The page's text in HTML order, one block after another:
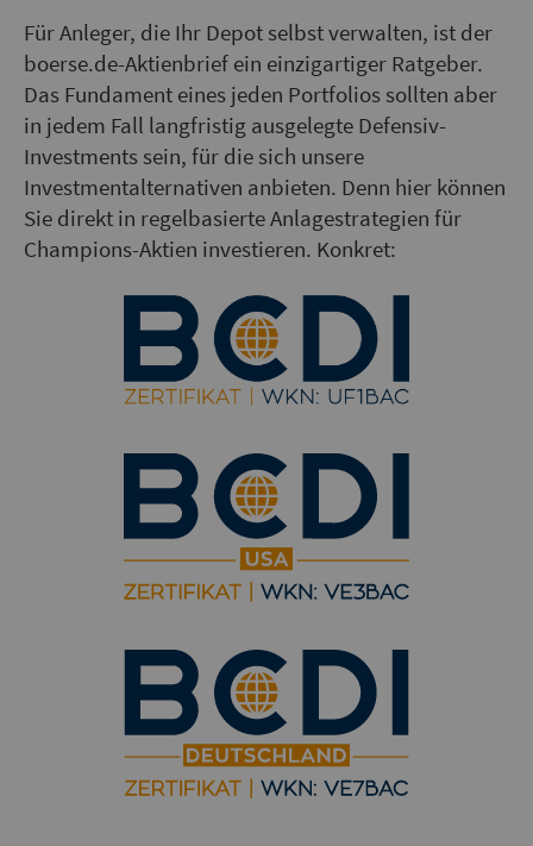
Für Anleger, die Ihr Depot selbst verwalten, ist der
boerse.de-Aktienbrief ein einzigartiger Ratgeber.
Das Fundament eines jeden Portfolios sollten aber
in jedem Fall langfristig ausgelegte Defensiv-
Investments sein, für die sich unsere
Investmentalternativen anbieten. Denn hier können
Sie direkt in regelbasierte Anlagestrategien für
Champions-Aktien investieren. Konkret: